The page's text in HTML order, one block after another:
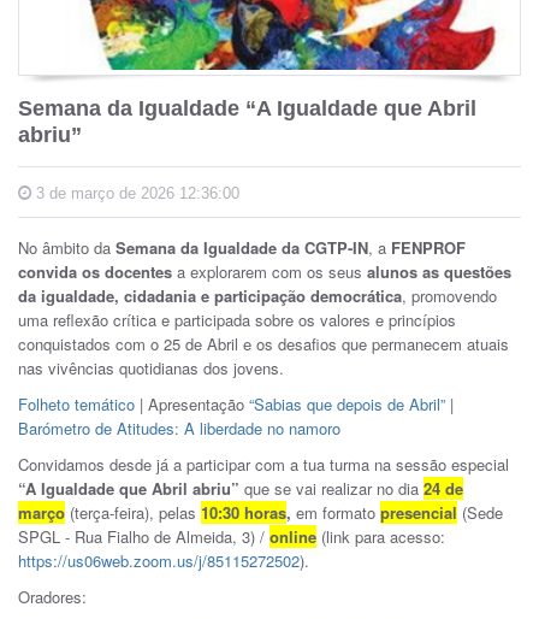
Semana da Igualdade “A Igualdade que Abril
abriu”
3 de março de 2026 12:36:00
No âmbito da Semana da Igualdade da CGTP-IN, a FENPROF
convida os docentes a explorarem com os seus alunos as questões
da igualdade, cidadania e participação democrática, promovendo
uma reflexão crítica e participada sobre os valores e princípios
conquistados com o 25 de Abril e os desafios que permanecem atuais
nas vivências quotidianas dos jovens.
Folheto temático | Apresentação “Sabias que depois de Abril” |
Barómetro de Atitudes: A liberdade no namoro
Convidamos desde já a participar com a tua turma na sessão especial
“A Igualdade que Abril abriu” que se vai realizar no dia 24 de
março (terça-feira), pelas 10:30 horas, em formato presencial (Sede
SPGL - Rua Fialho de Almeida, 3) / online (link para acesso:
https://us06web.zoom.us/j/85115272502).
Oradores: